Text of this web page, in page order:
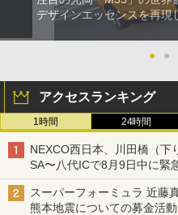
デザインエッセンスを再現
● ●
アクセスランキング
1時間 24時間
NEXCO西日本、川田橋（下
SA〜八代ICで8月9日中に緊
スーパーフォーミュラ 近藤
熊本地震についての募金活